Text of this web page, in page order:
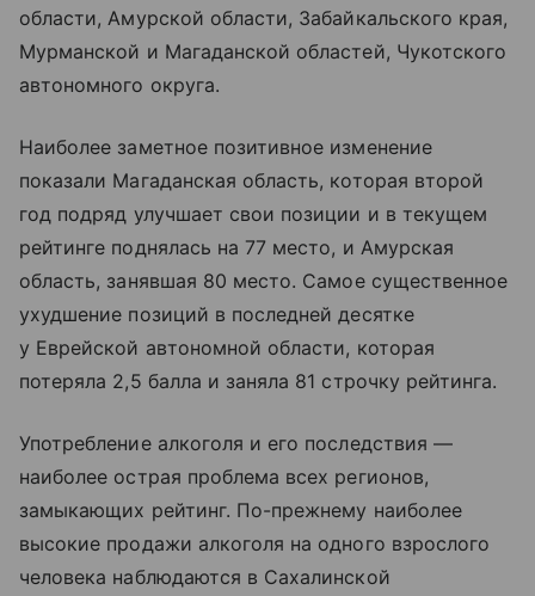
области, Амурской области, Забайкальского края,
Мурманской и Магаданской областей, Чукотского
автономного округа.
Наиболее заметное позитивное изменение
показали Магаданская область, которая второй
год подряд улучшает свои позиции и в текущем
рейтинге поднялась на 77 место, и Амурская
область, занявшая 80 место. Самое существенное
ухудшение позиций в последней десятке
у Еврейской автономной области, которая
потеряла 2,5 балла и заняла 81 строчку рейтинга.
Употребление алкоголя и его последствия —
наиболее острая проблема всех регионов,
замыкающих рейтинг. По-прежнему наиболее
высокие продажи алкоголя на одного взрослого
человека наблюдаются в Сахалинской